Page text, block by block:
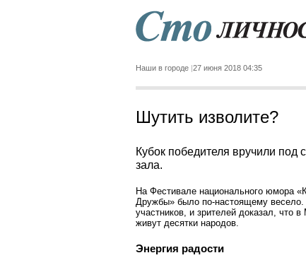
Наши в городе 27 июня 2018 04:35
Шутить изволите?
Кубок победителя вручили под
зала.
На Фестивале национального юмора
Дружбы» было по-настоящему весело.
участников, и зрителей доказал, что в
живут десятки народов.
Энергия радости